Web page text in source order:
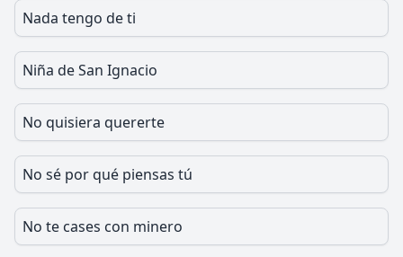
Nada tengo de ti
Niña de San Ignacio
No quisiera quererte
No sé por qué piensas tú
No te cases con minero